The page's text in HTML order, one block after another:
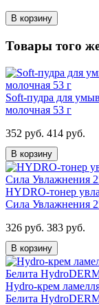
В корзину
Товары того
Soft-пудра для
молочная 53 г
352 руб. 414 руб.
В корзину
HYDRO-тонер
Сила Увлажнения
326 руб. 383 руб.
В корзину
Hydro-крем
Белита